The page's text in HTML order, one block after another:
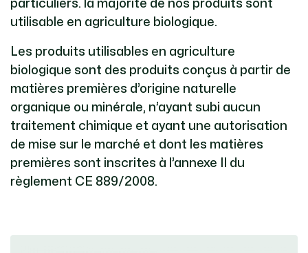
particuliers. la majorité de nos produits sont
utilisable en agriculture biologique.
Les produits utilisables en agriculture
biologique sont des produits conçus à partir de
matières premières d’origine naturelle
organique ou minérale, n’ayant subi aucun
traitement chimique et ayant une autorisation
de mise sur le marché et dont les matières
premières sont inscrites à l’annexe II du
règlement CE 889/2008.